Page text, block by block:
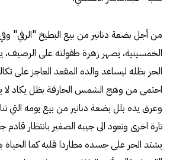
من أجل بضعة دنانير من بيع البطيخ "الرقي"
الخمسينية، يصهر زهرة طفولته على
الحر بظله ليساعد والده المقعد العاجز على
احتمى من وهج الشمس الحارقة بظل يكاد لا
وعرق يده بلل بضعة دنانير من بيع يومه التي
تارة اخرى وتعود الى جيبه الصغير بانتظار
يشتد الحر على جسده مطاردا قلبه كما الحياة